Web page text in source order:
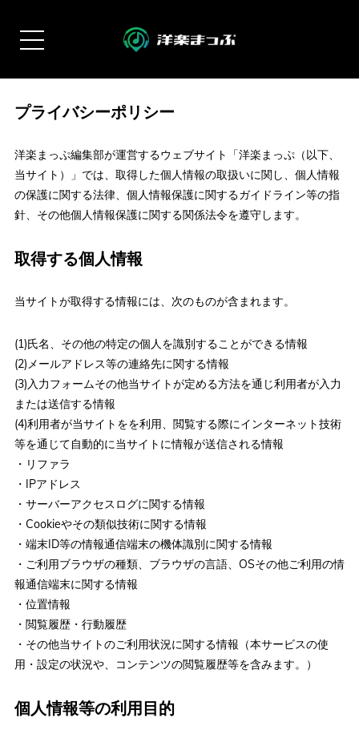
プライバシーポリシー
洋楽まっぷ編集部が運営するウェブサイト「洋楽まっぷ（以下、
当サイト）」では、取得した個人情報の取扱いに関し、個人情報
の保護に関する法律、個人情報保護に関するガイドライン等の指
針、その他個人情報保護に関する関係法令を遵守します。
取得する個人情報
当サイトが取得する情報には、次のものが含まれます。
(1)氏名、その他の特定の個人を識別することができる情報
(2)メールアドレス等の連絡先に関する情報
(3)入力フォームその他当サイトが定める方法を通じ利用者が入力
または送信する情報
(4)利用者が当サイトをを利用、閲覧する際にインターネット技術
等を通じて自動的に当サイトに情報が送信される情報
・リファラ
・IPアドレス
・サーバーアクセスログに関する情報
・Cookieやその類似技術に関する情報
・端末ID等の情報通信端末の機体識別に関する情報
・ご利用ブラウザの種類、ブラウザの言語、OSその他ご利用の情
報通信端末に関する情報
・位置情報
・閲覧履歴・行動履歴
・その他当サイトのご利用状況に関する情報（本サービスの使
用・設定の状況や、コンテンツの閲覧履歴等を含みます。）
個人情報等の利用目的